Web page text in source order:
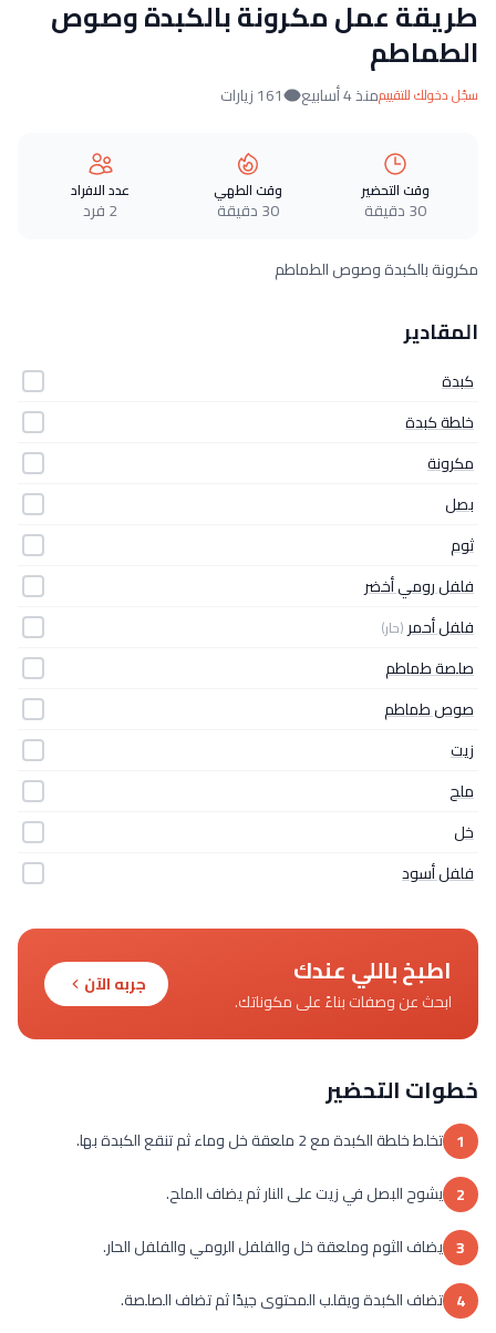
طريقة عمل مكرونة بالكبدة وصوص
الطماطم
سجّل دخولك للتقييممنذ 4 أسابيع 161 زيارات
وقت التحضير
30 دقيقة
وقت الطهي
30 دقيقة
عدد الافراد
2 فرد
مكرونة بالكبدة وصوص الطماطم
المقادير
كبدة
خلطة كبدة
مكرونة
بصل
ثوم
فلفل رومي أخضر
فلفل أحمر (حار)
صلصة طماطم
صوص طماطم
زيت
ملح
خل
فلفل أسود
اطبخ باللي عندك
ابحث عن وصفات بناءً على مكوناتك.
جربه الآن
خطوات التحضير
1 تخلط خلطة الكبدة مع 2 ملعقة خل وماء ثم تنقع الكبدة بها.
2 يشوح البصل في زيت على النار ثم يضاف الملح.
3 يضاف الثوم وملعقة خل والفلفل الرومي والفلفل الحار.
4 تضاف الكبدة ويقلب المحتوى جيدًا ثم تضاف الصلصة.